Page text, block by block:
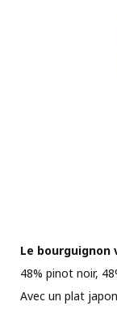
Le bourguignon
48% pinot noir,
Avec un plat